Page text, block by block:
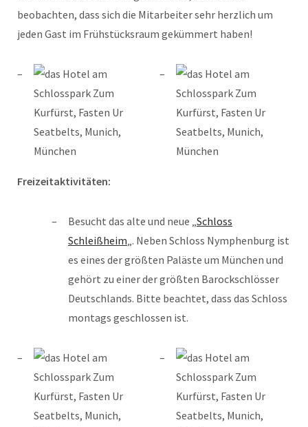
beobachten, dass sich die Mitarbeiter sehr herzlich um
jeden Gast im Frühstücksraum gekümmert haben!
Freizeitaktivitäten:
Besucht das alte und neue „Schloss
Schleißheim„. Neben Schloss Nymphenburg ist
es eines der größten Paläste um München und
gehört zu einer der größten Barockschlösser
Deutschlands. Bitte beachtet, dass das Schloss
montags geschlossen ist.